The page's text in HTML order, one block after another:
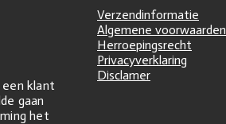
een klant
gaan
het
Verzendinformatie
Algemene voorwaarden
Herroepingsrecht
Privacyverklaring
Disclamer